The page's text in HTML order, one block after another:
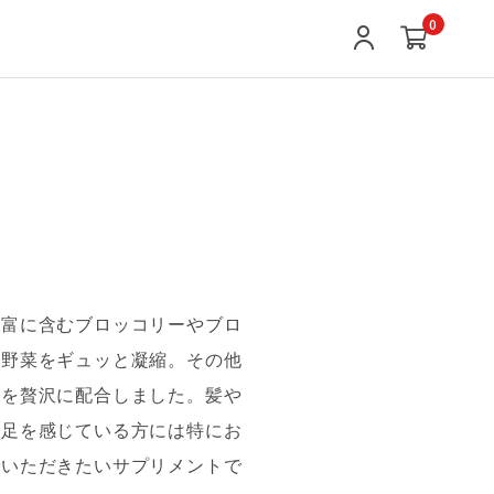
0
に含むブロッコリーやブロ
菜をギュッと凝縮。その他
贅沢に配合しました。髪や
を感じている方には特にお
ただきたいサプリメントで